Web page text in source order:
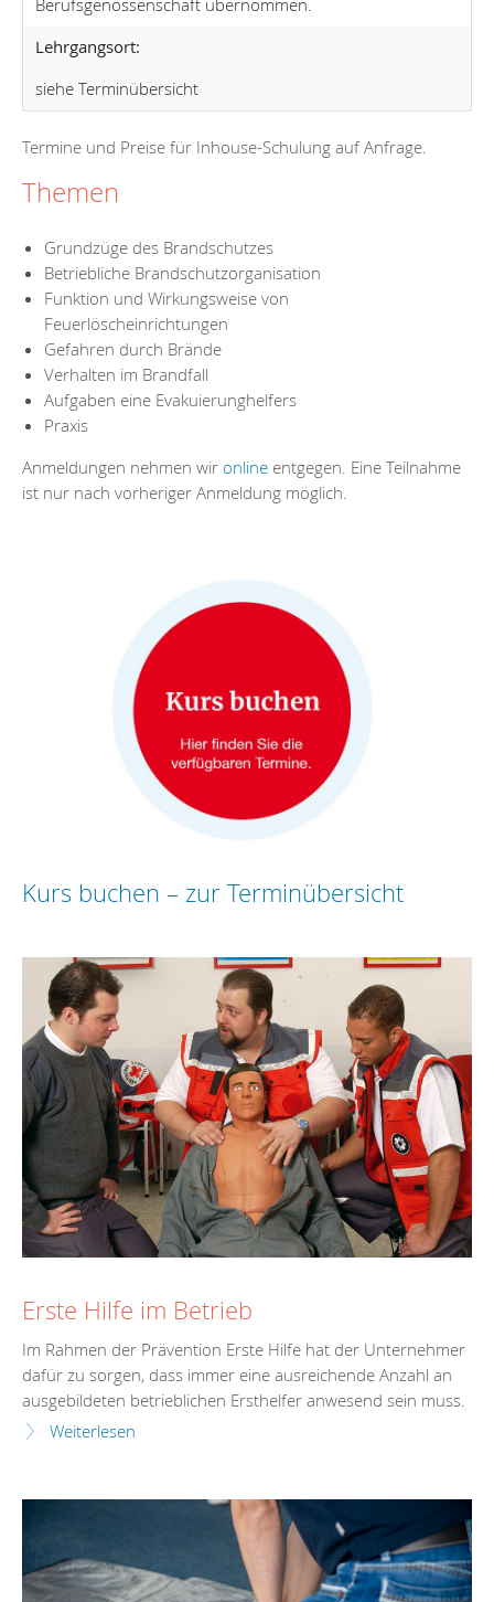
Berufsgenossenschaft übernommen.
Lehrgangsort:
siehe Terminübersicht
Termine und Preise für Inhouse-Schulung auf Anfrage.
Themen
Grundzüge des Brandschutzes
Betriebliche Brandschutzorganisation
Funktion und Wirkungsweise von
Feuerlöscheinrichtungen
Gefahren durch Brände
Verhalten im Brandfall
Aufgaben eine Evakuierunghelfers
Praxis
Anmeldungen nehmen wir online entgegen. Eine Teilnahme
ist nur nach vorheriger Anmeldung möglich.
Kurs buchen – zur Terminübersicht
Erste Hilfe im Betrieb
Im Rahmen der Prävention Erste Hilfe hat der Unternehmer
dafür zu sorgen, dass immer eine ausreichende Anzahl an
ausgebildeten betrieblichen Ersthelfer anwesend sein muss.
Weiterlesen